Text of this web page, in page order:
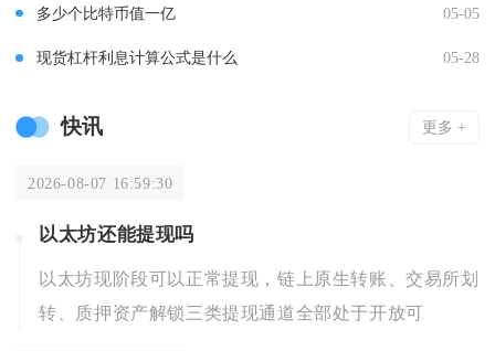
多少个比特币值一亿 05-05
现货杠杆利息计算公式是什么 05-28
快讯 更多 +
2026-08-07 16:59:30
以太坊还能提现吗
以太坊现阶段可以正常提现，链上原生转账、交易所划
转、质押资产解锁三类提现通道全部处于开放可